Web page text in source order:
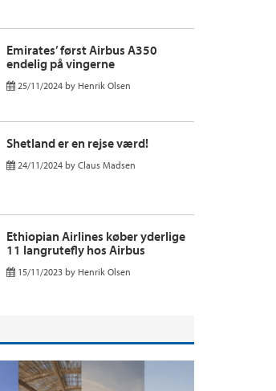
Emirates’ først Airbus A350
endelig på vingerne
25/11/2024 by Henrik Olsen
Shetland er en rejse værd!
24/11/2024 by Claus Madsen
Ethiopian Airlines køber yderlige
11 langrutefly hos Airbus
15/11/2023 by Henrik Olsen